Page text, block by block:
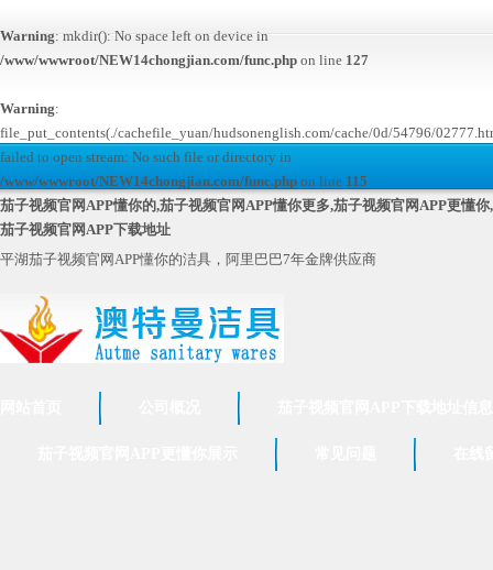
Warning: mkdir(): No space left on device in
/www/wwwroot/NEW14chongjian.com/func.php on line 127
Warning:
file_put_contents(./cachefile_yuan/hudsonenglish.com/cache/0d/54796/
failed to open stream: No such file or directory in
/www/wwwroot/NEW14chongjian.com/func.php on line 115
茄子视频官网APP懂你的,茄子视频官网APP懂你更多,茄子视频官网APP更懂你,
茄子视频官网APP下载地址
平湖茄子视频官网APP懂你的洁具，阿里巴巴7年金牌供应商